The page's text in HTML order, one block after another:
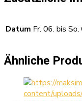
Datum Fr. 06. bis
Ähnliche